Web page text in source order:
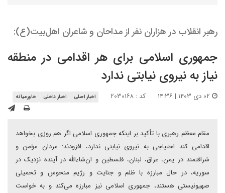
رهبر انقلاب در هزاران نفر از مداحان و شاعران اهل‌بیت(ع):
جمهوری اسلامی برای هر اقدامی در منطقه
نیاز به نیروی نیابتی ندارد
کد : ۲۰۳۰۱۶۸ اخبار اصلی اخبار داخلی خاورمیانه
مقام معظم رهبری با تأکید بر اینکه جمهوری اسلامی اگر هم روزی بخواهد
اقدامی کند احتیاجی به نیروی نیابتی ندارد، افزودند:‌ مردان مؤمن و
شرافتمند در یمن، عراق، لبنان، فلسطین و ان‌شاءالله در آینده نزدیک در
سوریه، در حال مبارزه با ظلم و جنایت و رژیم منحوس و تحمیلی
صهیونیستی هستند، جمهوری اسلامی نیز مبارزه می‌کند و به خواست